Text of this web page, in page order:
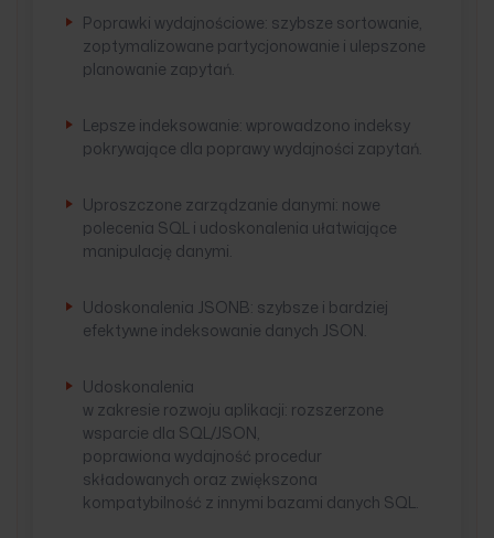
Poprawki wydajnościowe: szybsze sortowanie,
zoptymalizowane partycjonowanie i ulepszone
planowanie zapytań.
Lepsze indeksowanie: wprowadzono indeksy
pokrywające dla poprawy wydajności zapytań.
Uproszczone zarządzanie danymi: nowe
polecenia SQL i udoskonalenia ułatwiające
manipulację danymi.
Udoskonalenia JSONB: szybsze i bardziej
efektywne indeksowanie danych JSON.
Udoskonalenia
w zakresie rozwoju aplikacji: rozszerzone
wsparcie dla SQL/JSON,
poprawiona wydajność procedur
składowanych oraz zwiększona
kompatybilność z innymi bazami danych SQL.